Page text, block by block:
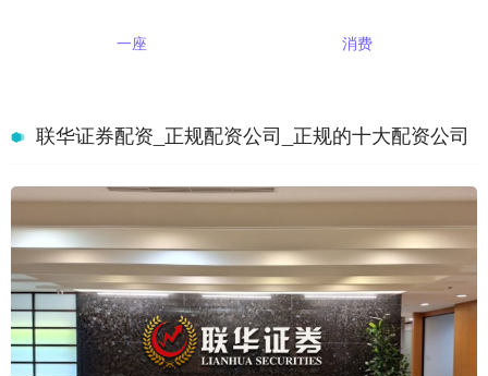
一座 消费
联华证券配资_正规配资公司_正规的十大配资公司